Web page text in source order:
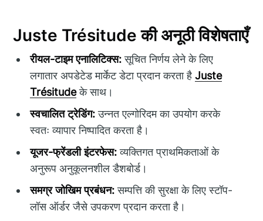
Juste Trésitude की अनूठी विशेषताएँ
रीयल-टाइम एनालिटिक्स:सूचित निर्णय लेने के लिए
लगातार अपडेटेड मार्केट डेटा प्रदान करता हैJuste
Trésitudeके साथ।
स्वचालित ट्रेडिंग:उन्नत एल्गोरिदम का उपयोग करके
स्वतः व्यापार निष्पादित करता है।
यूजर-फ्रेंडली इंटरफेस:व्यक्तिगत प्राथमिकताओं के
अनुरूप अनुकूलनशील डैशबोर्ड।
समग्र जोखिम प्रबंधन:सम्पत्ति की सुरक्षा के लिए स्टॉप-
लॉस ऑर्डर जैसे उपकरण प्रदान करता है।